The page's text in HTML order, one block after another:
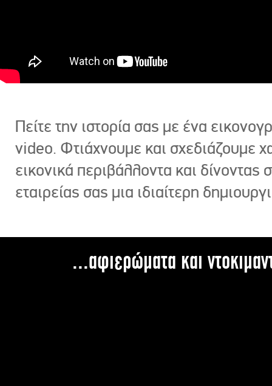
Πείτε την ιστορία σας με ένα
video. Φτιάχνουμε και σχεδιάζουμε
εικονικά περιβάλλοντα και δίνοντας
εταιρείας σας μια ιδιαίτερη
...αφιερώματα και